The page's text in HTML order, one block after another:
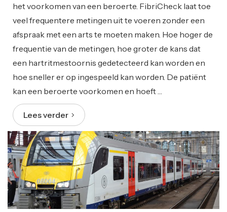
het voorkomen van een beroerte. FibriCheck laat toe
veel frequentere metingen uit te voeren zonder een
afspraak met een arts te moeten maken. Hoe hoger de
frequentie van de metingen, hoe groter de kans dat
een hartritmestoornis gedetecteerd kan worden en
hoe sneller er op ingespeeld kan worden. De patiënt
kan een beroerte voorkomen en hoeft …
Lees verder